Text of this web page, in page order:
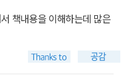
책내용을 이해하는데 많은